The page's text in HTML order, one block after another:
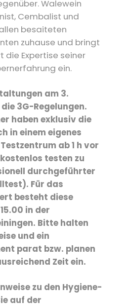
Walewein
Cembalist und
besaiteten
zuhause und bringt
die Expertise seiner
ein.
am 3.
3G-Regelungen.
haben exklusiv die
in einem eigenes
ab 1 h vor
testen zu
durchgeführter
Für das
besteht diese
in der
Bitte halten
und ein
parat bzw. planen
Zeit ein.
zu den Hygiene-
auf der